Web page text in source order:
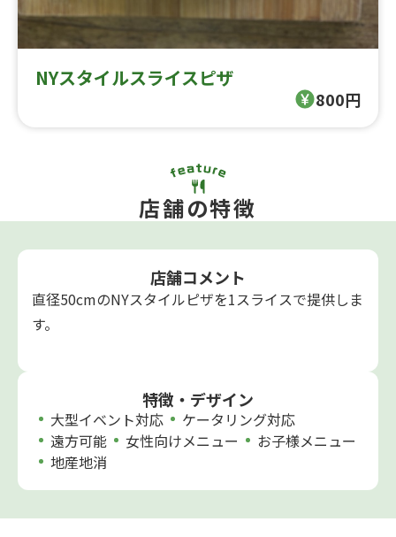
NYスタイルスライスピザ
800円
店舗の特徴
店舗コメント
直径50cmのNYスタイルピザを1スライスで提供しま
す。
特徴・デザイン
大型イベント対応
ケータリング対応
遠方可能
女性向けメニュー
お子様メニュー
地産地消